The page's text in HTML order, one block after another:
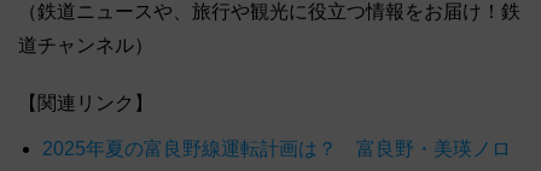
（鉄道ニュースや、旅行や観光に役立つ情報をお届け！鉄
道チャンネル）
【関連リンク】
2025年夏の富良野線運転計画は？ 富良野・美瑛ノロ